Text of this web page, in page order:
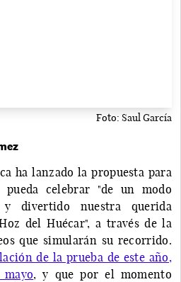
Foto: Saul García
ha lanzado la propuesta para
pueda celebrar "de un modo
y divertido nuestra querida
del Huécar", a través de la
que simularán su recorrido.
de la prueba de este año,
, y que por el momento